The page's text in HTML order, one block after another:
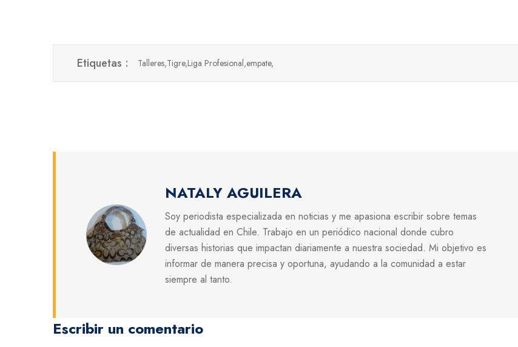
Etiquetas : Talleres,Tigre,Liga Profesional,empate,
NATALY AGUILERA
Soy periodista especializada en noticias y me apasiona escribir sobre temas
de actualidad en Chile. Trabajo en un periódico nacional donde cubro
diversas historias que impactan diariamente a nuestra sociedad. Mi objetivo es
informar de manera precisa y oportuna, ayudando a la comunidad a estar
siempre al tanto.
Escribir un comentario